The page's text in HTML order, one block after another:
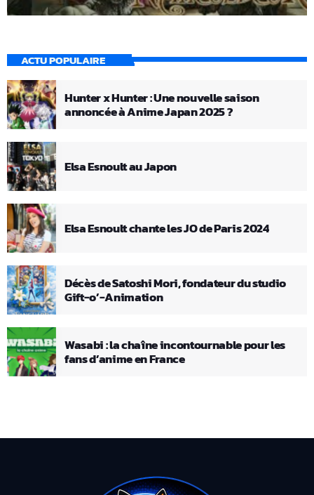
ACTU POPULAIRE
Hunter x Hunter : Une nouvelle saison
annoncée à Anime Japan 2025 ?
Elsa Esnoult au Japon
Elsa Esnoult chante les JO de Paris 2024
Décès de Satoshi Mori, fondateur du studio
Gift-o’-Animation
Wasabi : la chaîne incontournable pour les
fans d’anime en France